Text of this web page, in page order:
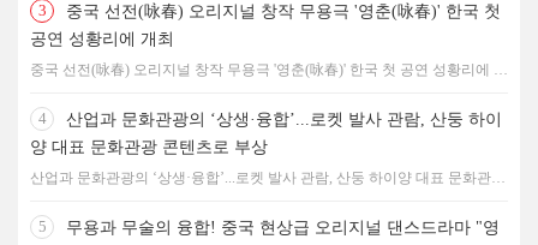
3
중국 선전(咏春) 오리지널 창작 무용극 '영춘(咏春)' 한국 첫
공연 성황리에 개최
중국 선전(咏春) 오리지널 창작 무용극 '영춘(咏春)' 한국 첫 공연 성황리에 개
4
산업과 문화관광의 ‘상생·융합’...로켓 발사 관람, 산둥 하이
양 대표 문화관광 콘텐츠로 부상
산업과 문화관광의 ‘상생·융합’...로켓 발사 관람, 산둥 하이양 대표 문화관광
5
무용과 무술의 융합! 중국 현상급 오리지널 댄스드라마 "영